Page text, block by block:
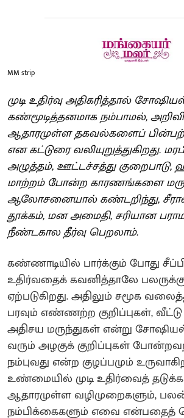
MM strip
முடி உதிர்வு அதிகரித்தால்
கண்மூடித்தனமாக நம்பாமல்,
ஆதாரமுள்ள தகவல்களைப்
என கட்டுரை வலியுறுத்துகிறது.
அழுத்தம், ஊட்டச்சத்து
மாற்றம் போன்ற காரணங்களை
ஆலோசனையால் கண்டறிந்து,
தூக்கம், மன அமைதி, சரியான
நீண்டகால தீர்வு பெறலாம்.
கண்ணாடியில் பார்க்கும் போது
உதிர்வதைக் கவனித்தாலே
ஏற்படுகிறது. அதிலும் சமூக
பரவும் எண்ணற்ற குறிப்புகள்,
அதிசய மருந்துகள் என்று
வரும் அழகுக் குறிப்புகள்
நம்புவது என்ற குழப்பமும்
உண்மையில் முடி உதிர்வைத்
ஆதாரமுள்ள வழிமுறைகளும்,
நம்பிக்கைகளும் எவை என்பதைத்